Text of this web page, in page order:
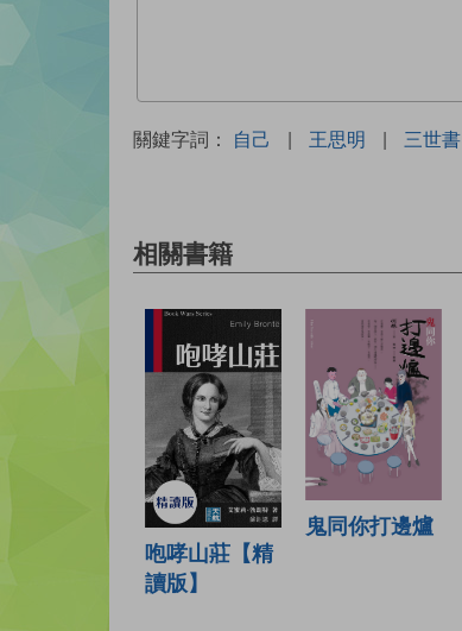
關鍵字詞： 自己 | 王思明 | 三世書
相關書籍
咆哮山莊【精
讀版】
鬼同你打邊爐